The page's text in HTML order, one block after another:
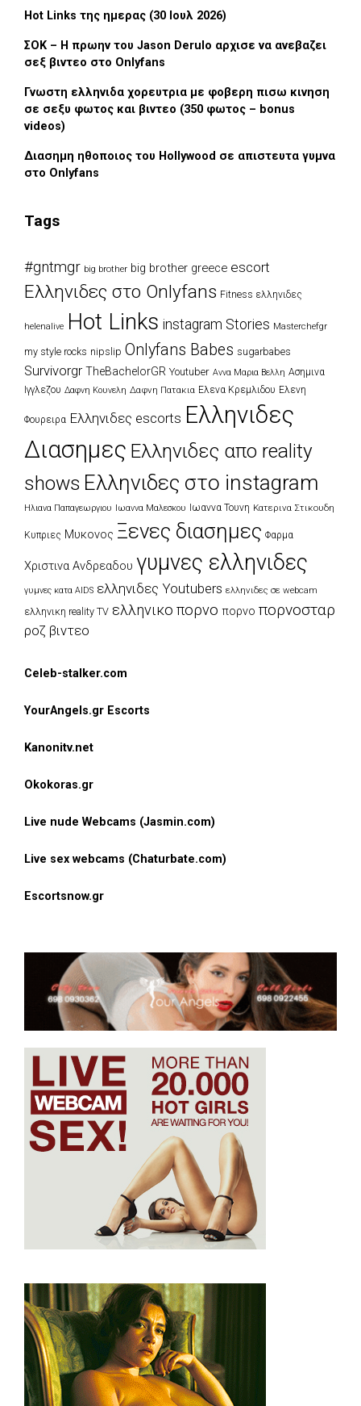
Hot Links της ημερας (30 Ιουλ 2026)
ΣΟΚ – Η πρωην του Jason Derulo αρχισε να ανεβαζει
σεξ βιντεο στο Onlyfans
Γνωστη ελληνιδα χορευτρια με φοβερη πισω κινηση
σε σεξυ φωτος και βιντεο (350 φωτος – bonus
videos)
Διασημη ηθοποιος του Hollywood σε απιστευτα γυμνα
στο Onlyfans
Tags
#gntmgr big brother big brother greece escort
Eλληνιδες στο Onlyfans Fitness ελληνιδες
helenalive Hot Links instagram Stories Masterchefgr
my style rocks nipslip Onlyfans Babes sugarbabes
Survivorgr TheBachelorGR Youtuber Αννα Μαρια Βελλη Ασημινα
Ιγγλεζου Δαφνη Κουνελη Δαφνη Πατακια Ελενα Κρεμλιδου Ελενη
Φουρειρα Ελληνιδες escorts Ελληνιδες
Διασημες Ελληνιδες απο reality
shows Ελληνιδες στο instagram
Ηλιανα Παπαγεωργιου Ιωαννα Μαλεσκου Ιωαννα Τουνη Κατερινα Στικουδη
Κυπριες Μυκονος Ξενες διασημες Φαρμα
Χριστινα Ανδρεαδου γυμνες ελληνιδες
γυμνες κατα AIDS ελληνιδες Youtubers ελληνιδες σε webcam
ελληνικη reality TV ελληνικο πορνο πορνο πορνοσταρ
ροζ βιντεο
Celeb-stalker.com
YourAngels.gr Escorts
Kanonitv.net
Okokoras.gr
Live nude Webcams (Jasmin.com)
Live sex webcams (Chaturbate.com)
Escortsnow.gr